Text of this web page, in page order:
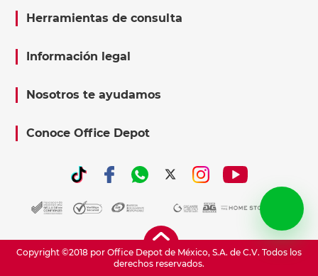
Herramientas de consulta
Información legal
Nosotros te ayudamos
Conoce Office Depot
Copyright ©2018 por Office Depot de México, S.A. de C.V. Todos los
derechos reservados.